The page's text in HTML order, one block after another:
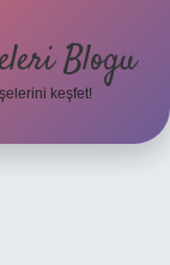
Blogu
keşfet!